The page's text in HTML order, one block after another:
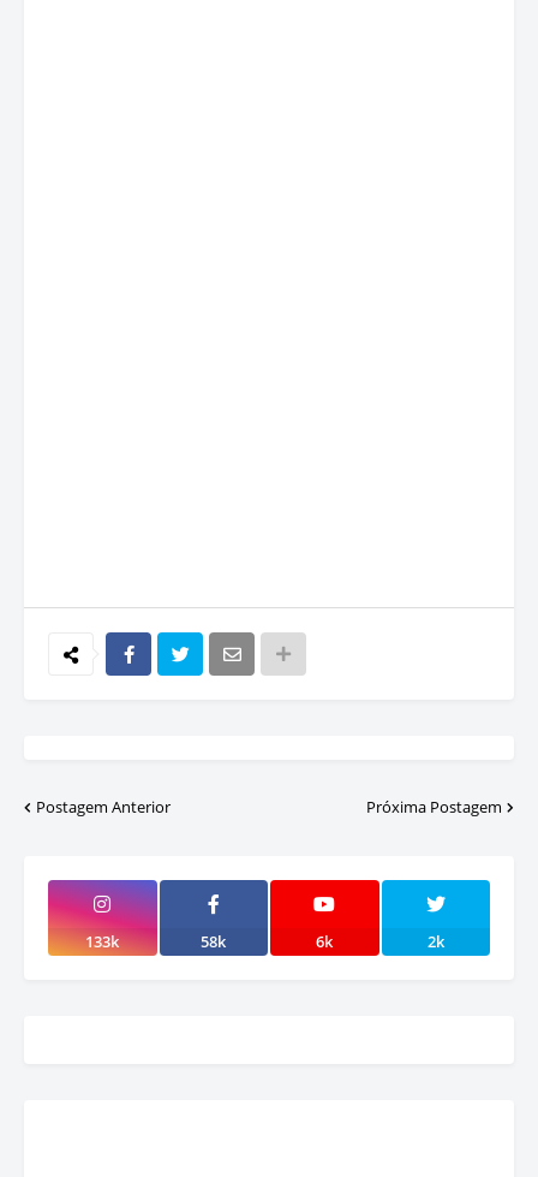
Postagem Anterior Próxima Postagem
133k 58k 6k 2k